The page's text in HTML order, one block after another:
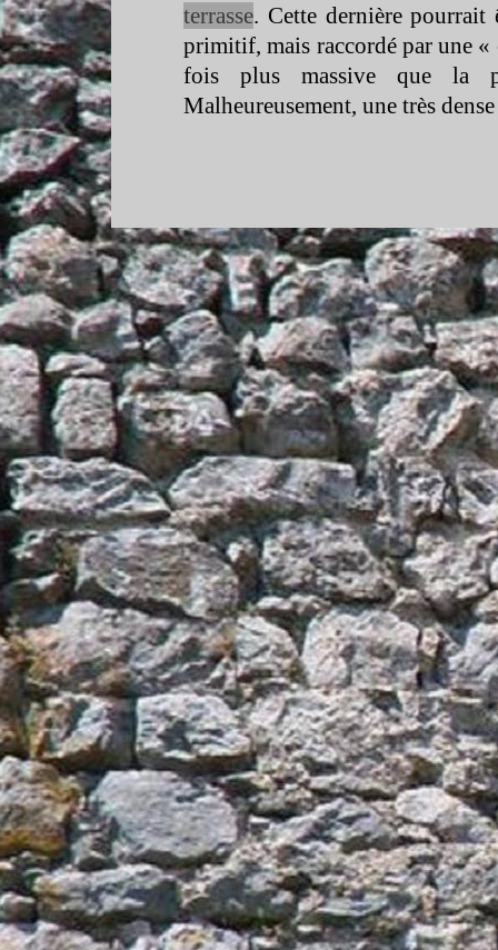
terrasse. Cette dernière
primitif, mais raccordé par une
fois plus massive que la
Malheureusement, une très